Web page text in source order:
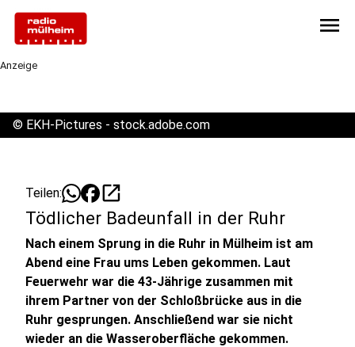
menu
Anzeige
© EKH-Pictures - stock.adobe.com
Teilen: open_in_new
Tödlicher Badeunfall in der Ruhr
Nach einem Sprung in die Ruhr in Mülheim ist am
Abend eine Frau ums Leben gekommen. Laut
Feuerwehr war die 43-Jährige zusammen mit
ihrem Partner von der Schloßbrücke aus in die
Ruhr gesprungen. Anschließend war sie nicht
wieder an die Wasseroberfläche gekommen.